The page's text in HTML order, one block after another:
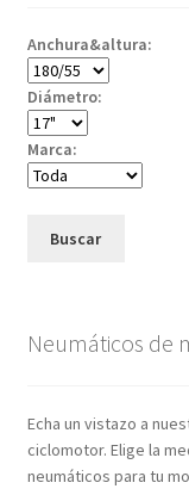
Anchura&altura:
Diámetro:
Marca:
Buscar
Neumáticos de
Echa un vistazo a
ciclomotor. Elige la
neumáticos para tu